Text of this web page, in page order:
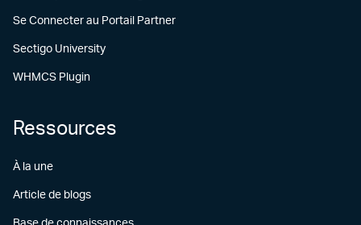
Se Connecter au Portail Partner
Sectigo University
WHMCS Plugin
Ressources
À la une
Article de blogs